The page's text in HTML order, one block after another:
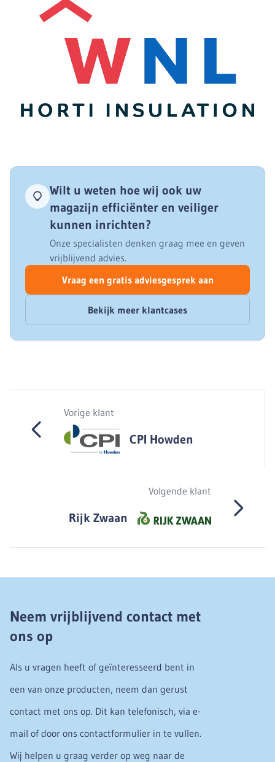
Wilt u weten hoe wij ook uw
magazijn efficiënter en veiliger
kunnen inrichten?
Onze specialisten denken graag mee en geven
vrijblijvend advies.
Vraag een gratis adviesgesprek aan
Bekijk meer klantcases
Vorige klant
CPI Howden
Volgende klant
Rijk Zwaan
Neem vrijblijvend contact met
ons op
Als u vragen heeft of geïnteresseerd bent in
een van onze producten, neem dan gerust
contact met ons op. Dit kan telefonisch, via e-
mail of door ons contactformulier in te vullen.
Wij helpen u graag verder op weg naar de